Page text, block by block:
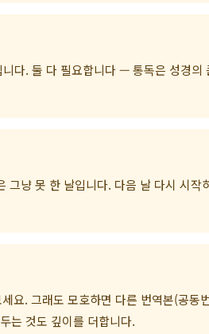
다. 둘 다 필요합니다 — 통독은 성경의
그냥 못 한 날입니다. 다음 날 다시 시작
요. 그래도 모호하면 다른 번역본(공동
는 것도 깊이를 더합니다.